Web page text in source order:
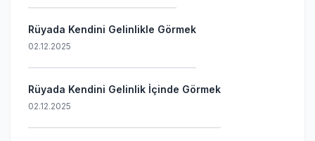
Rüyada Kendini Gelinlikle Görmek
02.12.2025
Rüyada Kendini Gelinlik İçinde Görmek
02.12.2025